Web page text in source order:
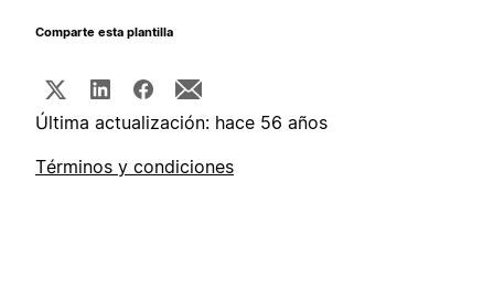
Comparte esta plantilla
Última actualización: hace 56 años
Términos y condiciones